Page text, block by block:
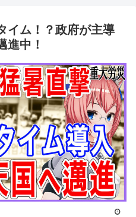
イム！？政府が主導
進中！